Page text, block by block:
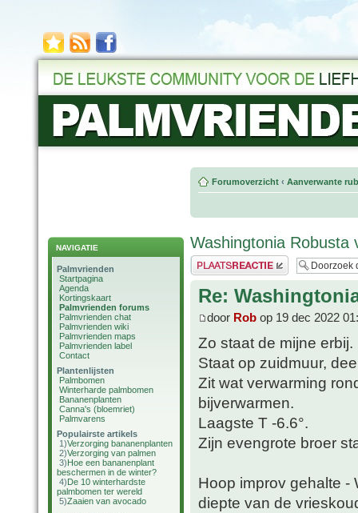
NAVIGATIE
Palmvrienden
Startpagina
Agenda
Kortingskaart
Palmvrienden forums
Palmvrienden chat
Palmvrienden wiki
Palmvrienden maps
Palmvrienden label
Contact
Plantenlijsten
Palmbomen
Winterharde palmbomen
Bananenplanten
Canna's (bloemriet)
Palmvarens
Populairste artikels
1)Verzorging bananenplanten
2)Verzorging van palmen
3)Hoe een bananenplant
beschermen in de winter?
4)De 10 winterhardste
palmbomen ter wereld
5)Zaaien van avocado
Forumoverzicht ‹ Aanverwante
Washingtonia Robusta
Plaats een reactie
Re:
door Rob op 19 dec 2022
Zo staat de mijne erbij.
Staat op zuidmuur,
Zit wat verwarming
bijverwarmen.
Laagste T -6.6°.
Zijn evengrote broer
Hoop improv gehalte -
diepte van de